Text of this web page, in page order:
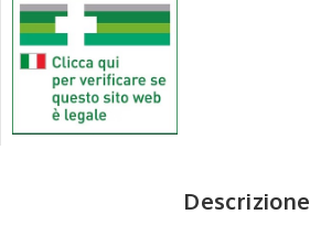
Descrizione